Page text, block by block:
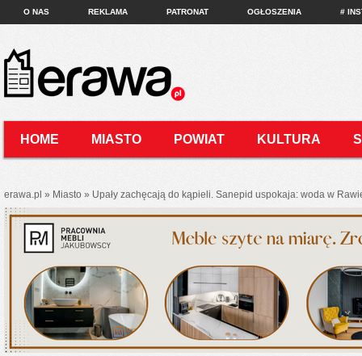
O NAS REKLAMA PATRONAT OGŁOSZENIA #
HOME MIASTO POWIAT KULTURA
erawa.pl » Miasto » Upały zachęcają do kąpieli. Sanepid uspokaja: woda w